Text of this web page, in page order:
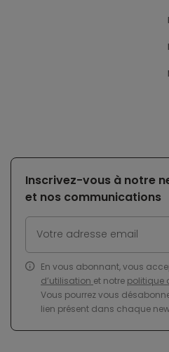
Inscrivez-vous à notre
et nos communications
En vous abonnant, vous
d’utilisation et notre politique
Vous pourrez vous
lien présent dans chaque